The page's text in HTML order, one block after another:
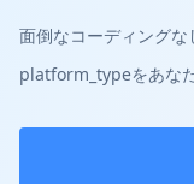
面倒なコーディング
platform_typeをあな